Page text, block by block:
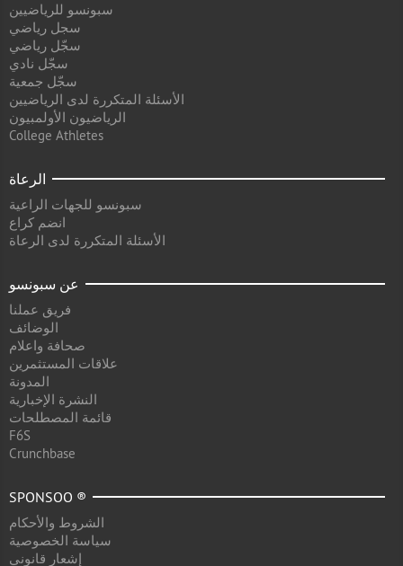
سبونسو للرياضيين
سجل رياضي
سجّل رياضي
سجّل نادي
سجّل جمعية
الأسئلة المتكررة لدى الرياضيين
الرياضيون الأولمبيون
College Athletes
الرعاة
سبونسو للجهات الراعية
انضم كراع
الأسئلة المتكررة لدى الرعاة
عن سبونسو
فريق عملنا
الوضائف
صحافة واعلام
علاقات المستثمرين
المدونة
النشرة الإخبارية
قائمة المصطلحات
F6S
Crunchbase
SPONSOO ®
الشروط والأحكام
سياسة الخصوصية
إشعار قانوني